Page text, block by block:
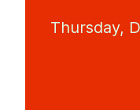
Thursday,